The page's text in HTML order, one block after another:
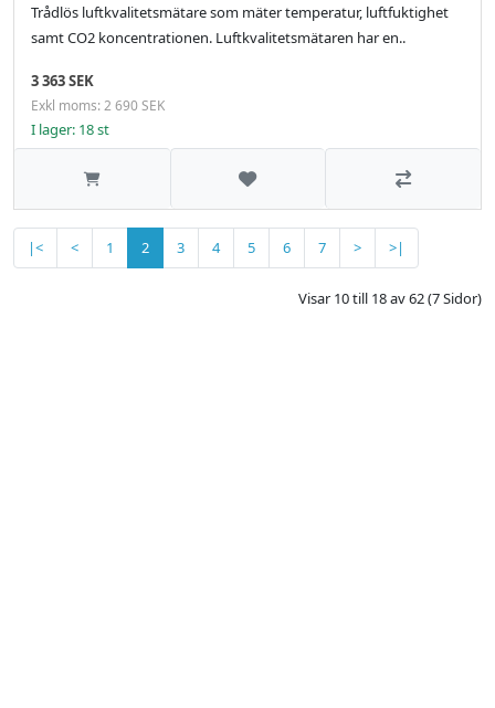
Trådlös luftkvalitetsmätare som mäter temperatur, luftfuktighet
samt CO2 koncentrationen. Luftkvalitetsmätaren har en..
3 363 SEK
Exkl moms: 2 690 SEK
I lager: 18 st
Lägg till i önskelistanJämför
|< < 1 2 3 4 5 6 7 > >|
Visar 10 till 18 av 62 (7 Sidor)